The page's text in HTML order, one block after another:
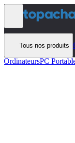
Aller au contenu
Tous nos produits
OrdinateursPC